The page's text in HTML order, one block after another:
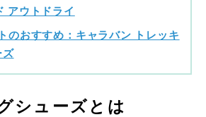
アウトドライ
のおすすめ：キャラバン トレッキ
ズ
シューズとは